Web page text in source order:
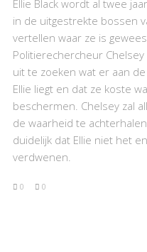
Ellie Black wordt al twee
in de uitgestrekte bossen
vertellen waar ze is
Politierechercheur
uit te zoeken wat er aan
Ellie liegt en dat ze koste
beschermen. Chelsey zal
de waarheid te
duidelijk dat Ellie niet het
verdwenen.
0 0